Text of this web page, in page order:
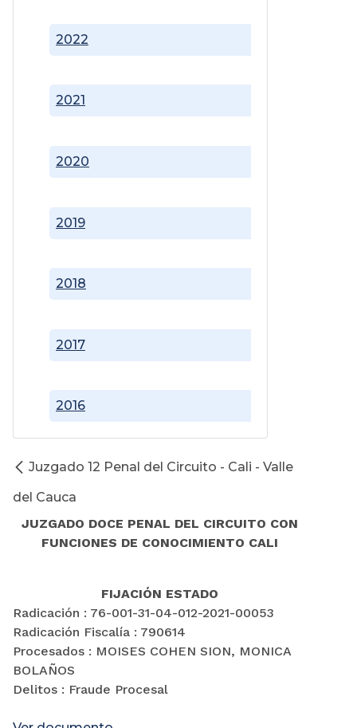
2016
2017
2018
2019
2020
2021
2022
Juzgado 12 Penal del Circuito - Cali - Valle
del Cauca
JUZGADO DOCE PENAL DEL CIRCUITO CON
FUNCIONES DE CONOCIMIENTO CALI
FIJACIÓN ESTADO
Radicación : 76-001-31-04-012-2021-00053
Radicación Fiscalía : 790614
Procesados : MOISES COHEN SION, MONICA
BOLAÑOS
Delitos : Fraude Procesal